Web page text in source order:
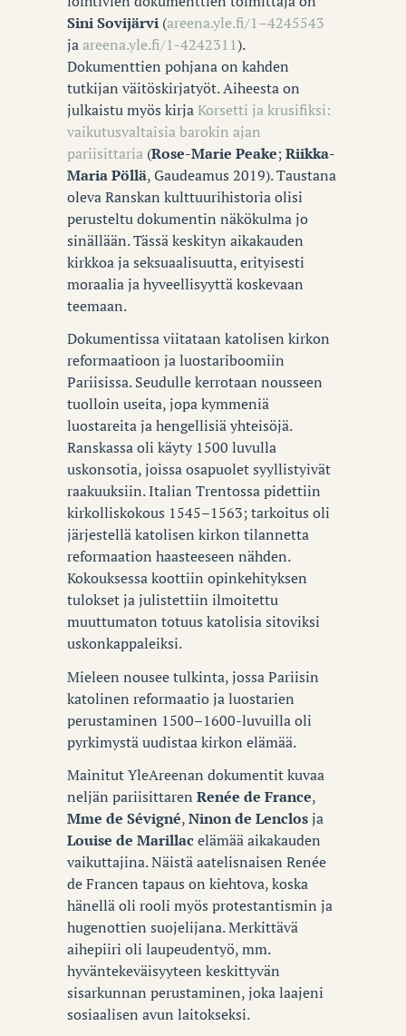
Sini Sovijärvi (areena.yle.fi/1–4245543
jaareena.yle.fi/1-4242311).
Dokumenttien pohjana on kahden
tutkijan väitöskirjatyöt. Aiheesta on
julkaistu myös kirjaKorsetti ja krusifiksi:
vaikutusvaltaisia barokin ajan
pariisittaria (Rose-Marie Peake;Riikka-
Maria Pöllä, Gaudeamus 2019). Taustana
oleva Ranskan kulttuurihistoria olisi
perusteltu dokumentin näkökulma jo
sinällään. Tässä keskityn aikakauden
kirkkoa ja seksuaalisuutta, erityisesti
moraalia ja hyveellisyyttä koskevaan
teemaan.
Dokumentissa viitataan katolisen kirkon
reformaatioon ja luostariboomiin
Pariisissa. Seudulle kerrotaan nousseen
tuolloin useita, jopa kymmeniä
luostareita ja hengellisiä yhteisöjä.
Ranskassa oli käyty 1500 luvulla
uskonsotia, joissa osapuolet syyllistyivät
raakuuksiin. Italian Trentossa pidettiin
kirkolliskokous 1545–1563; tarkoitus oli
järjestellä katolisen kirkon tilannetta
reformaation haasteeseen nähden.
Kokouksessa koottiin opinkehityksen
tulokset ja julistettiin ilmoitettu
muuttumaton totuus katolisia sitoviksi
uskonkappaleiksi.
Mieleen nousee tulkinta, jossa Pariisin
katolinen reformaatio ja luostarien
perustaminen 1500–1600-luvuilla oli
pyrkimystä uudistaa kirkon elämää.
Mainitut YleAreenan dokumentit kuvaa
neljän pariisittaren Renée de France,
Mme de Sévigné,Ninon de Lenclosja
Louise de Marillacelämää aikakauden
vaikuttajina. Näistä aatelisnaisen Renée
de Francen tapaus on kiehtova, koska
hänellä oli rooli myös protestantismin ja
hugenottien suojelijana. Merkittävä
aihepiiri oli laupeudentyö, mm.
hyväntekeväisyyteen keskittyvän
sisarkunnan perustaminen, joka laajeni
sosiaalisen avun laitokseksi.